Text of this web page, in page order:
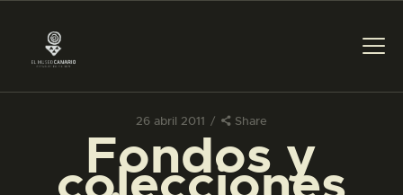
26 abril 2011 Share
Fondos y
PREPARAR LA VISITA